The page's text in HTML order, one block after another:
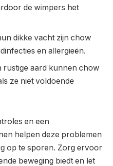
de wimpers het
dikke vacht zijn chow
en allergieën.
rustige aard kunnen chow
ze niet voldoende
en een
helpen deze problemen
op te sporen. Zorg ervoor
beweging biedt en let